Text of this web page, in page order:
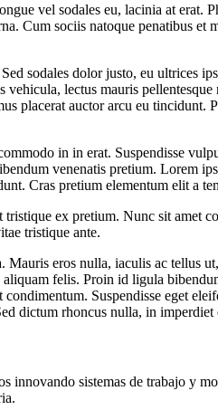
vel sodales eu, lacinia at erat.
Cum sociis natoque penatibus et
sodales dolor justo, eu ultrices
lectus mauris pellentesque
placerat auctor arcu eu tincidunt.
in in erat. Suspendisse
venenatis pretium. Lorem
Cras pretium elementum elit a
ex pretium. Nunc sit amet
tristique ante.
Mauris eros nulla, iaculis ac tellus
felis. Proin id ligula
Suspendisse eget
dictum rhoncus nulla, in
innovando sistemas de trabajo y